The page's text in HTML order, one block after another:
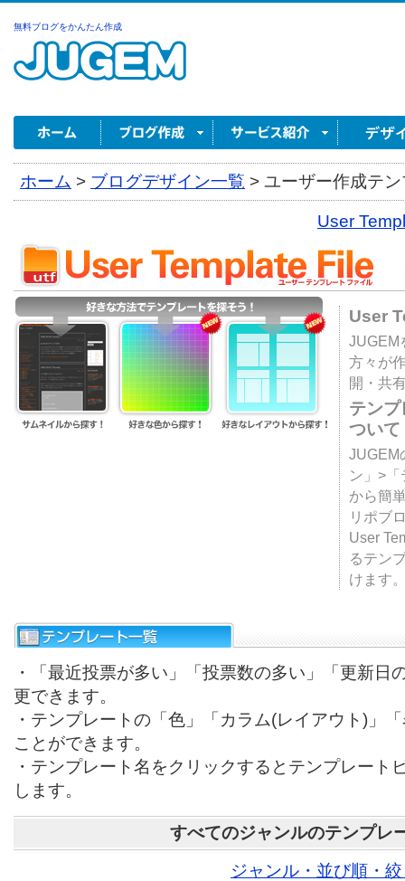
無料ブログをかんたん作成
ホーム > ブログデザイン一覧 > ユーザー作成テ
User
User
JUGEM
方々が
開・共
テン
ついて
JUGEM
ン」>
から簡
リポブ
User
るテン
けます
・「最近投票が多い」「投票数の多い」「更新日
更できます。
・テンプレートの「色」「カラム(レイアウト)」
ことができます。
・テンプレート名をクリックするとテンプレート
します。
すべてのジャンルのテンプレ
ジャンル・並び順・